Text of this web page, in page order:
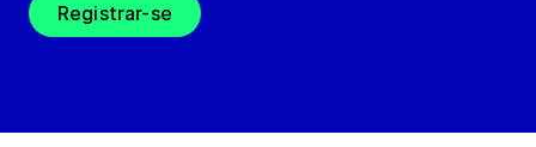
Registrar-se